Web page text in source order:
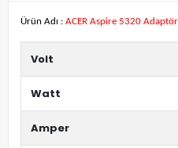
Ürün Adı : ACER Aspire 5320 Adaptör
Volt
Watt
Amper